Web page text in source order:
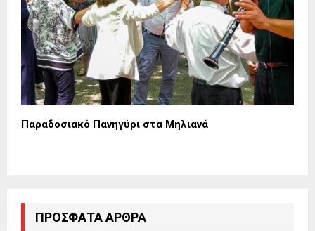
Παραδοσιακό Πανηγύρι στα Μηλιανά
ΠΡΌΣΦΑΤΑ ΆΡΘΡΑ